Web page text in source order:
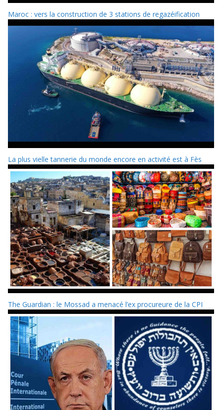
Maroc : vers la construction de 3 stations de regazéification
La plus vielle tannerie du monde encore en activité est à Fès
The Guardian : le Mossad a menacé l’ex procureure de la CPI